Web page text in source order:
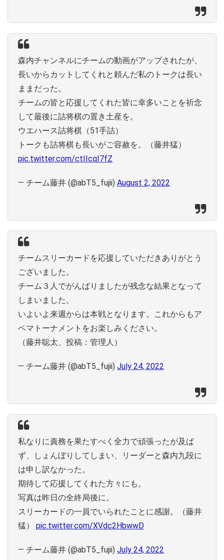
森内チャンネルにチームの動画がアップされたが、
長いからカットしてくれと頼んだ私のトークは長い
ままだった。
チームの皆と応援してくれた皆に幸多いことを祈念
して最後に詰将棋の置き土産を。
ウエハース詰将棋（51手詰）
トークも詰将棋も長いがご容赦を。（藤井猛）
pic.twitter.com/ctIIcqI7fZ
— チーム藤井 (@abT5_fujii) August 2, 2022
チームスリーカードを応援していただきありがとう
ございました。
チーム３人でがんばりましたが残念な結果となって
しまいました。
いよいよ来週からは本戦となります。これからもア
ベマトーナメントをお楽しみください。
（藤井聡太、投稿：管理人）
— チーム藤井 (@abT5_fujii) July 24, 2022
私なりに責務を果たすべく全力で頑張ったが及ば
ず、しょんぼりしてしまい、リーダーと森内九段に
は申し訳なかった。
期待して応援してくれた方々にも。
写真は昨日の全終局後に。
スリーカードの一員でいられたことに感謝。（藤井
猛） pic.twitter.com/XVdc2HbwwD
— チーム藤井 (@abT5_fujii) July 24, 2022